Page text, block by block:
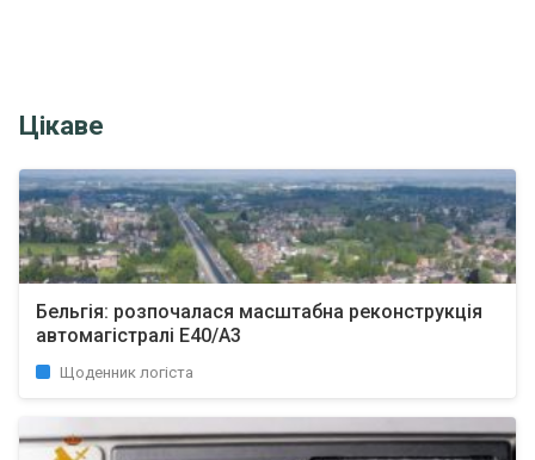
Цікаве
Бельгія: розпочалася масштабна реконструкція
автомагістралі E40/A3
Щоденник логіста